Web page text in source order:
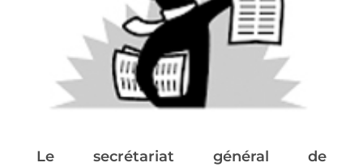
Le secrétariat général de